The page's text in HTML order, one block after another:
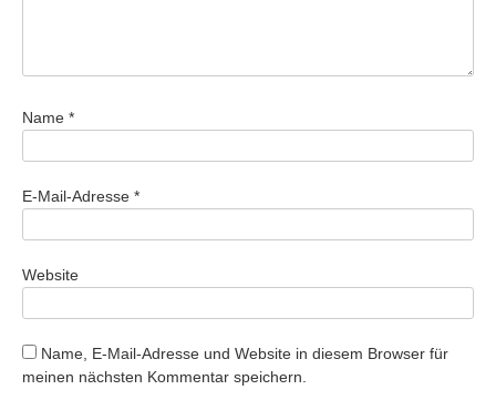
Name *
E-Mail-Adresse *
Website
Name, E-Mail-Adresse und Website in diesem Browser für
meinen nächsten Kommentar speichern.